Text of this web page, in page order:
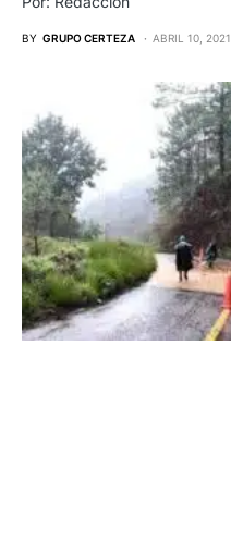
BY GRUPO CERTEZA ABRIL 10, 2021